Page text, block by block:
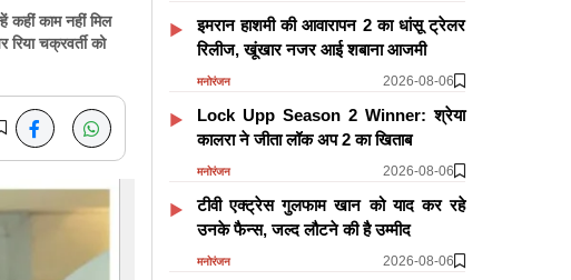
कहीं काम नहीं मिल
चक्रवर्ती को
इमरान हाशमी की आवारापन 2 का धांसू ट्रेलर
रिलीज, खूंखार नजर आई शबाना आजमी
मनोरंजन 2026-08-06
Lock Upp Season 2 Winner: श्रेया
कालरा ने जीता लॉक अप 2 का खिताब
मनोरंजन 2026-08-06
टीवी एक्ट्रेस गुलफाम खान को याद कर रहे
उनके फैन्स, जल्द लौटने की है उम्मीद
मनोरंजन 2026-08-06